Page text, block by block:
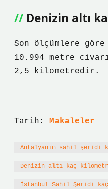
Denizin altı
Son ölçümlere
10.994 metre
2,5 kilometredir.
Tarih: Makaleler
Antalyanın sahil şeridi
Denizin altı kaç
İstanbul Sahil Şeridi kaç